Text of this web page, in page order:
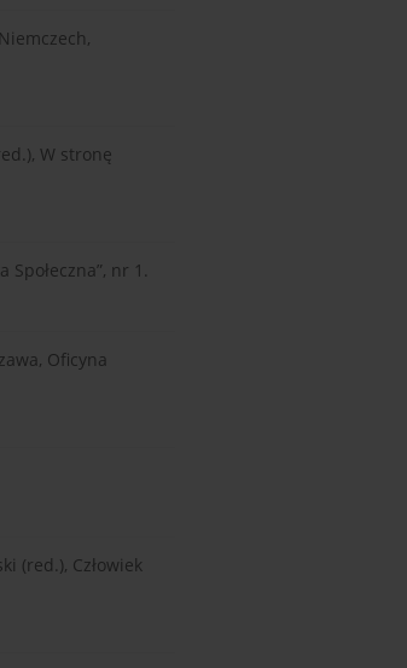
W stronę
nr 1.
Oficyna
(red.), Człowiek